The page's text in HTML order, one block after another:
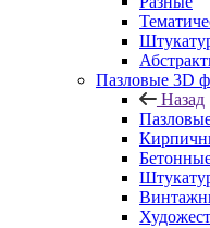
Пазловые 3D
Назад